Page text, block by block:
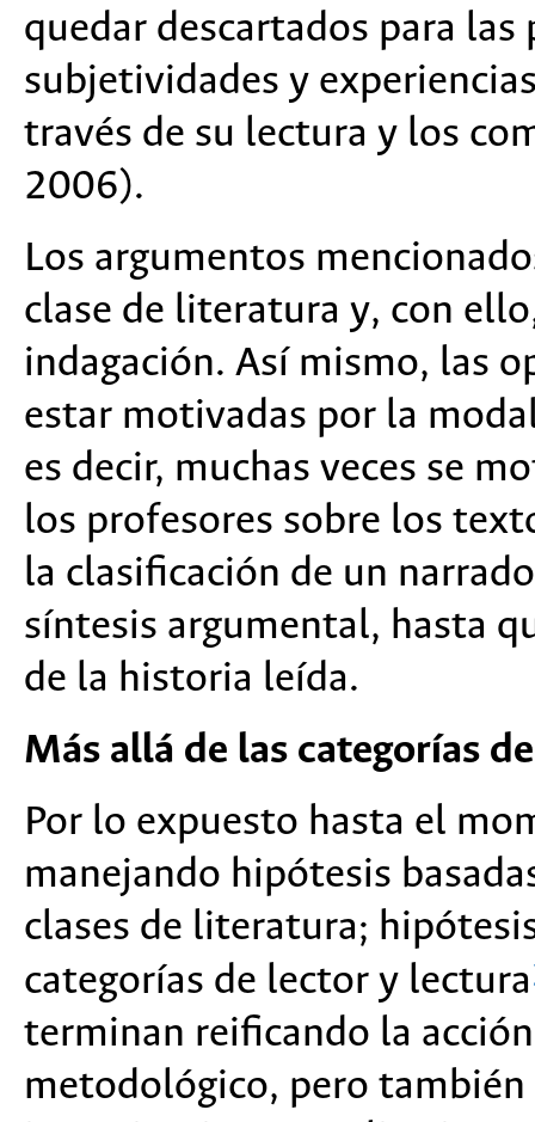
quedar descartados para
subjetividades y
través de su lectura y los
2006).
Los argumentos
clase de literatura y, con
indagación. Así mismo, las
estar motivadas por la
es decir, muchas veces se
los profesores sobre los
la clasificación de un
síntesis argumental, hasta
de la historia leída.
Más allá de las categorías
Por lo expuesto hasta el
manejando hipótesis
clases de literatura;
categorías de lector y lectura
terminan reificando la
metodológico, pero